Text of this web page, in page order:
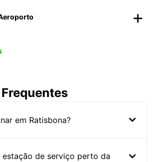
em Ratisbona?
estação de serviço perto da